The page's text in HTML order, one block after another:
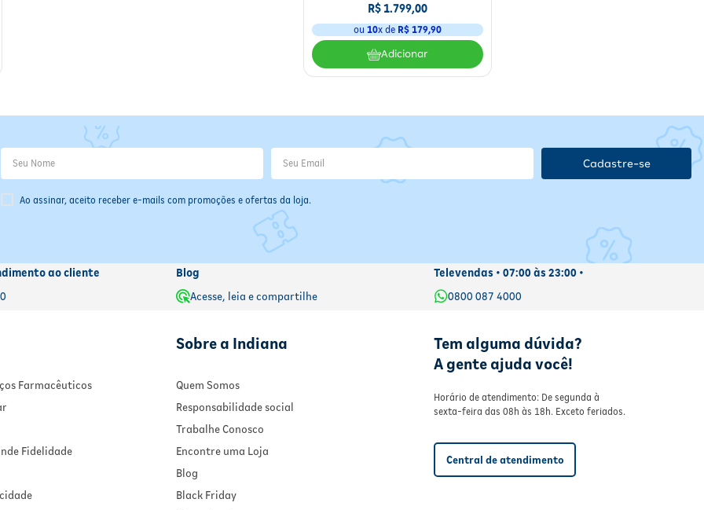
R$ 1.799,00
ou 10x de R$ 179,90
Adicionar
Ao assinar, aceito receber e-mails com promoções e ofertas da loja.
Cadastre-se
ao cliente
Blog
Acesse, leia e compartilhe
Televendas • 07:00 às 23:00 •
0800 087 4000
Farmacêuticos
Fidelidade
Sobre a Indiana
Quem Somos
Responsabilidade social
Trabalhe Conosco
Encontre uma Loja
Blog
Black Friday
Tem alguma dúvida?
A gente ajuda você!
Horário de atendimento: De segunda à
sexta-feira das 08h às 18h. Exceto feriados.
Central de atendimento